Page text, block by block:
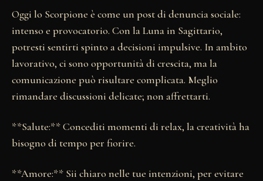
Oggi lo Scorpione è come un post di denuncia sociale:
intenso e provocatorio. Con la Luna in Sagittario,
potresti sentirti spinto a decisioni impulsive. In ambito
lavorativo, ci sono opportunità di crescita, ma la
comunicazione può risultare complicata. Meglio
rimandare discussioni delicate; non affrettarti.
**Salute:** Concediti momenti di relax, la creatività ha
bisogno di tempo per fiorire.
**Amore:** Sii chiaro nelle tue intenzioni, per evitare